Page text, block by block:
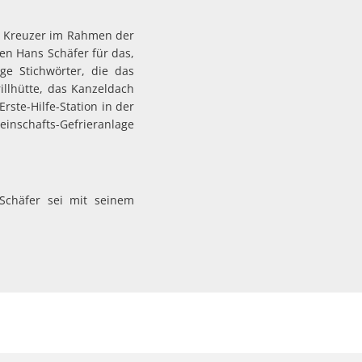
im Rahmen der
Hans Schäfer für das,
Stichwörter, die das
das Kanzeldach
Hilfe-Station in der
Gefrieranlage
sei mit seinem